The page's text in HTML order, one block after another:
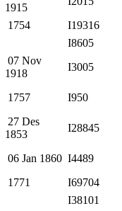
1915
1754
I19316
I8605
07 Nov
1918
I3005
1757 I950
27 Des
1853
I28845
06 Jan 1860 I4489
1771
I69704
I38101